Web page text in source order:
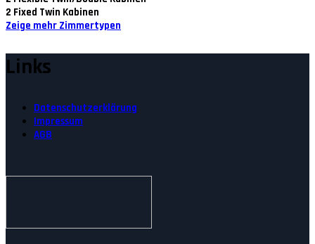
2 Fixed Twin Kabinen
Zeige mehr Zimmertypen
Links
Datenschutzerklärung
Impressum
AGB